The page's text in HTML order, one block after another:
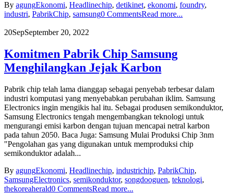
By agungEkonomi, Headlinechip, detikinet, ekonomi, foundry,
industri, PabrikChip, samsung0 CommentsRead more...
20SepSeptember 20, 2022
Komitmen Pabrik Chip Samsung
Menghilangkan Jejak Karbon
Pabrik chip telah lama dianggap sebagai penyebab terbesar dalam
industri komputasi yang menyebabkan perubahan iklim. Samsung
Electronics ingin mengikis hal itu. Sebagai produsen semikonduktor,
Samsung Electronics tengah mengembangkan teknologi untuk
mengurangi emisi karbon dengan tujuan mencapai netral karbon
pada tahun 2050. Baca Juga: Samsung Mulai Produksi Chip 3nm
"Pengolahan gas yang digunakan untuk memproduksi chip
semikonduktor adalah...
By agungEkonomi, Headlinechip, industrichip, PabrikChip,
SamsungElectronics, semikonduktor, songdooguen, teknologi,
thekoreaherald0 CommentsRead more...